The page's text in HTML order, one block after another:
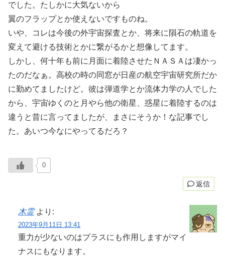
でした。たしかに大気ないから
翼のフラップとか使えないですものね。
いや、コレは今後の外宇宙探査とか、将来に隕石の軌道を
変えて避ける技術とかに繋がるかと想像してます。
しかし、何十年も前に月面に着陸させたＮＡＳＡは凄かっ
たのだなぁ。高校の時の同窓が日産の航空宇宙研究所だか
に勤めてましたけど。彼は弾道学とか流体力学の人でした
から、宇宙ゆくのと月やら他の衛星、惑星に着陸するのは
違うと昔に言ってましたが、まさにそうか！な記事でし
た。あいつ今なにやってるだろ？
0
返信
木霊 より:
2023年9月11日 13:41
重力が少ないのはプラスにも作用しますがマイ
ナスにもなります。